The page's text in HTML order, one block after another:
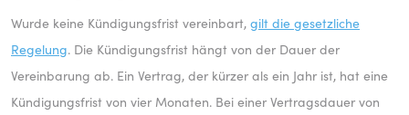
Wurde keine Kündigungsfrist vereinbart, gilt die gesetzliche
Regelung. Die Kündigungsfrist hängt von der Dauer der
Vereinbarung ab. Ein Vertrag, der kürzer als ein Jahr ist, hat eine
Kündigungsfrist von vier Monaten. Bei einer Vertragsdauer von